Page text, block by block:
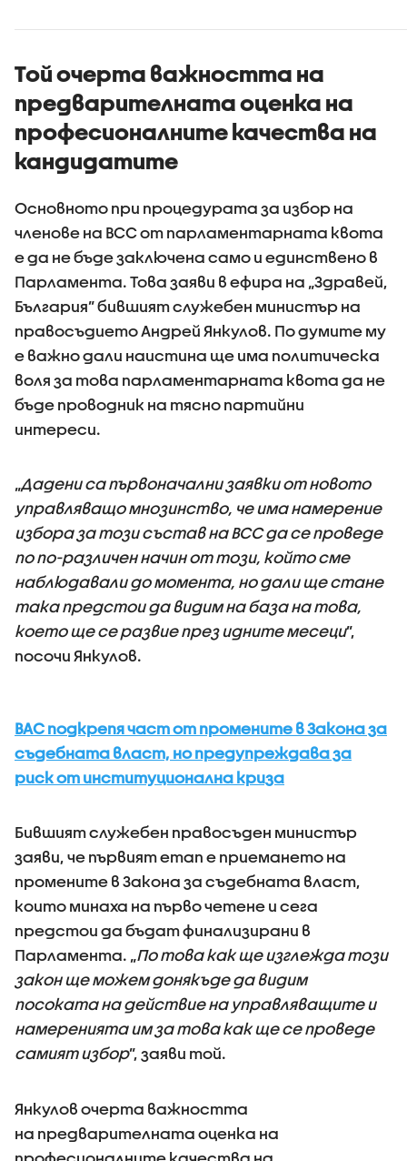
явления ще
Той очерта важността на
предварителната оценка на
професионалните качества на
кандидатите
Основното при процедурата за избор на
членове на ВСС от парламентарната квота
е да не бъде заключена само и единствено в
Парламента. Това заяви в ефира на „Здравей,
България” бившият служебен министър на
правосъдието Андрей Янкулов. По думите му
е важно дали наистина ще има политическа
воля за това парламентарната квота да не
бъде проводник на тясно партийни
интереси.
„Дадени са първоначални заявки от новото
управляващо мнозинство, че има намерение
избора за този състав на ВСС да се проведе
по по-различен начин от този, който сме
наблюдавали до момента, но дали ще стане
така предстои да видим на база на това,
което ще се развие през идните месеци”,
посочи Янкулов.
ВАС подкрепя част от промените в Закона за
съдебната власт, но предупреждава за
риск от институционална криза
Бившият служебен правосъден министър
заяви, че първият етап е приемането на
промените в Закона за съдебната власт,
които минаха на първо четене и сега
предстои да бъдат финализирани в
Парламента. „По това как ще изглежда този
закон ще можем донякъде да видим
посоката на действие на управляващите и
намеренията им за това как ще се проведе
самият избор”, заяви той.
Янкулов очерта важността
на предварителната оценка на